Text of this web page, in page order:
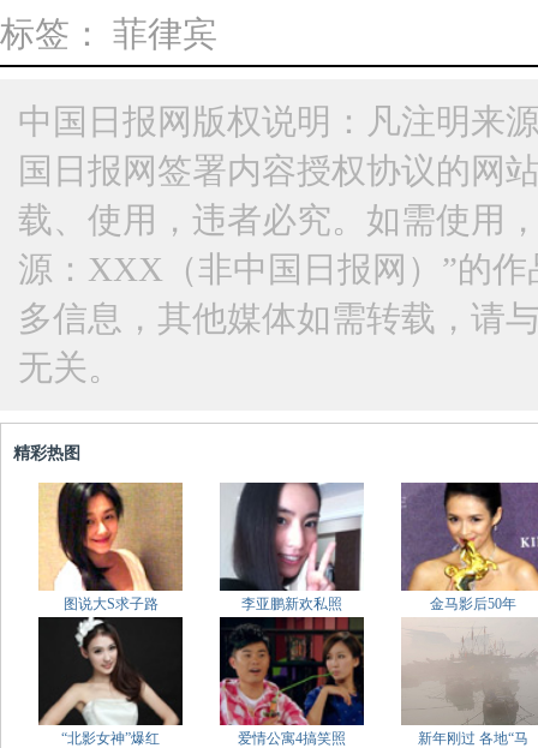
标签： 菲律宾
中国日报网版权说明：凡注明来
国日报网签署内容授权协议的网
载、使用，违者必究。如需使用
源：XXX（非中国日报网）”的
多信息，其他媒体如需转载，请
无关。
精彩热图
图说大S求子路 李亚鹏新欢私照 金马影后50年
“北影女神”爆红 爱情公寓4搞笑照
新年刚过 各地“马